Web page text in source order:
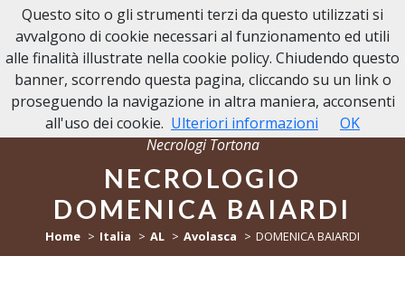
NECROLOGI TORTONA
Necrologi Tortona
NECROLOGIO
DOMENICA BAIARDI
Home Italia AL Avolasca DOMENICA BAIARDI
Questo sito o gli strumenti terzi da questo utilizzati si
avvalgono di cookie necessari al funzionamento ed utili
alle finalità illustrate nella cookie policy. Chiudendo questo
banner, scorrendo questa pagina, cliccando su un link o
proseguendo la navigazione in altra maniera, acconsenti
all'uso dei cookie. Ulteriori informazioni OK